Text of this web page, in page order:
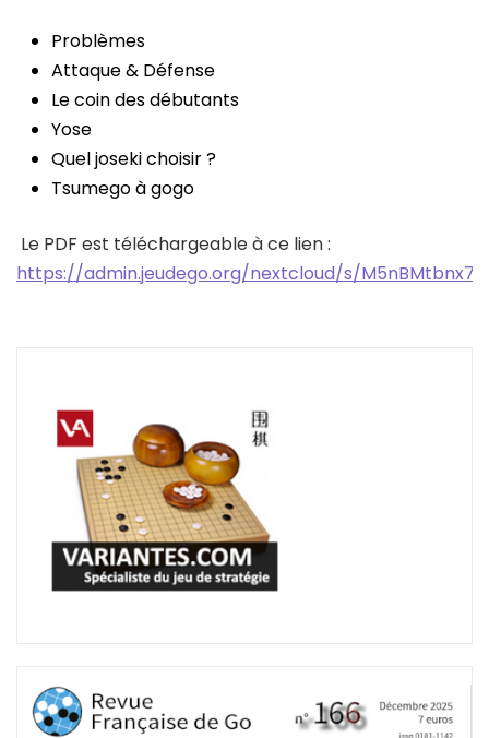
Problèmes
Attaque & Défense
Le coin des débutants
Yose
Quel joseki choisir ?
Tsumego à gogo
Le PDF est téléchargeable à ce lien :
https://admin.jeudego.org/nextcloud/s/